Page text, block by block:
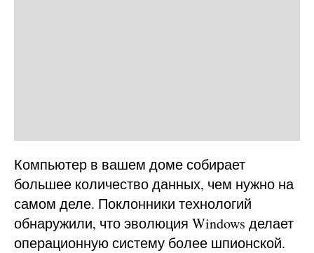
Компьютер в вашем доме собирает
большее количество данных, чем нужно на
самом деле. Поклонники технологий
обнаружили, что эволюция Windows делает
операционную систему более шпионской.